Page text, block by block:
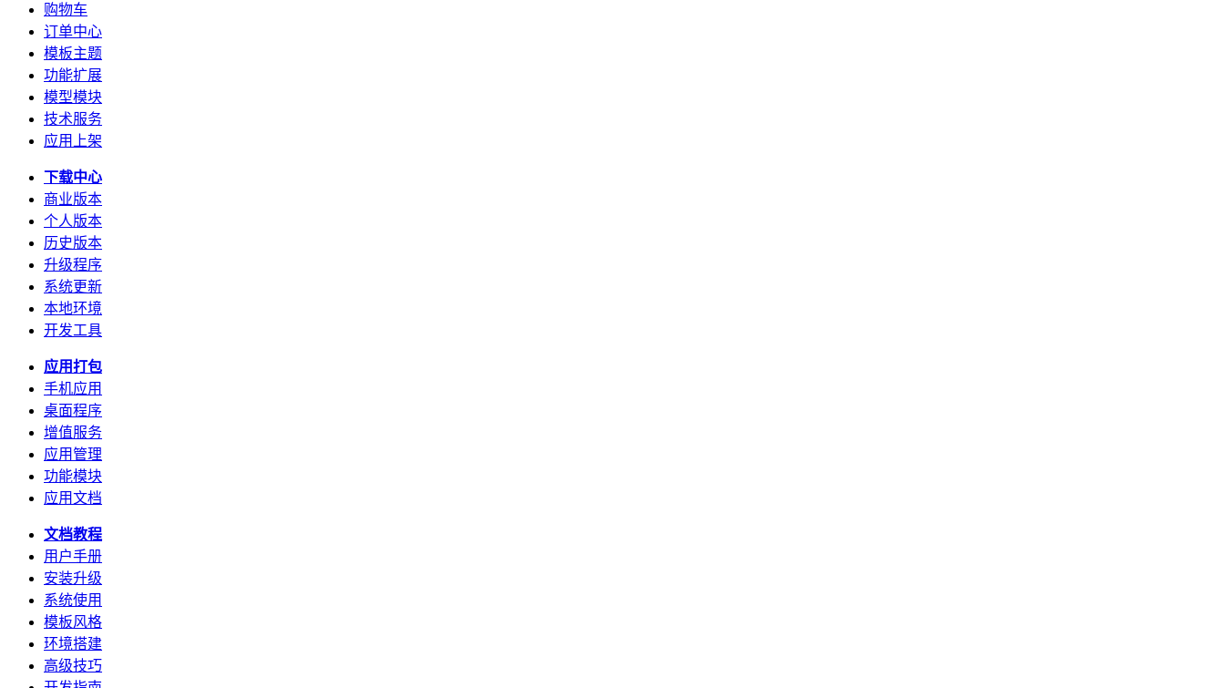
购物车
订单中心
模板主题
功能扩展
模型模块
技术服务
应用上架
下载中心
商业版本
个人版本
历史版本
升级程序
系统更新
本地环境
开发工具
应用打包
手机应用
桌面程序
增值服务
应用管理
功能模块
应用文档
文档教程
用户手册
安装升级
系统使用
模板风格
环境搭建
高级技巧